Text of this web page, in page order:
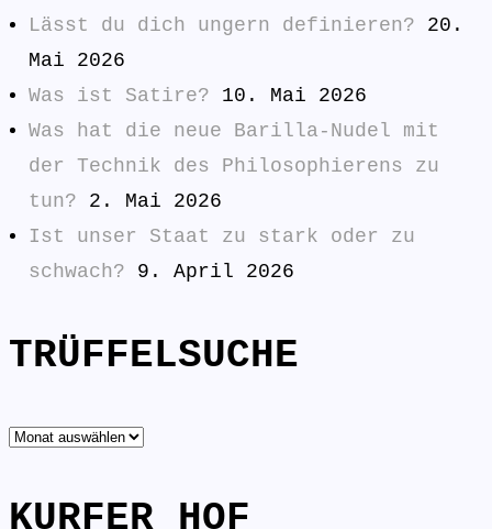
Lässt du dich ungern definieren?
20.
Mai 2026
Was ist Satire?
10. Mai 2026
Was hat die neue Barilla-Nudel mit
der Technik des Philosophierens zu
tun?
2. Mai 2026
Ist unser Staat zu stark oder zu
schwach?
9. April 2026
TRÜFFELSUCHE
TRÜFFELSUCHE
KURFER HOF